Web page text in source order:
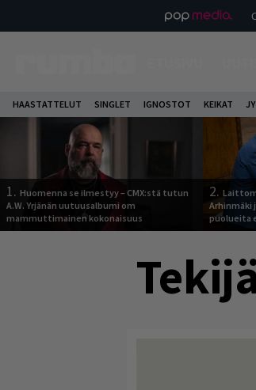
HAASTATTELUT SINGLET IGNOSTOT KEIKAT
1. Huomenna se ilmestyy – CMX:stä tutun
A.W. Yrjänän uutuusalbumi om
mammuttimainen kokonaisuus
2.
Arhinmäki
puolueita